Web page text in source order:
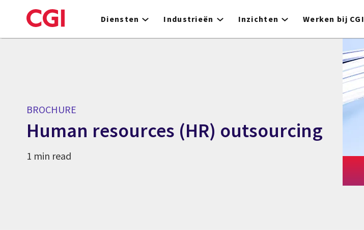
to
Diensten Industrieën Inzichten Werken bij CGI
BROCHURE
Human resources (HR) outsourcing
1 min read